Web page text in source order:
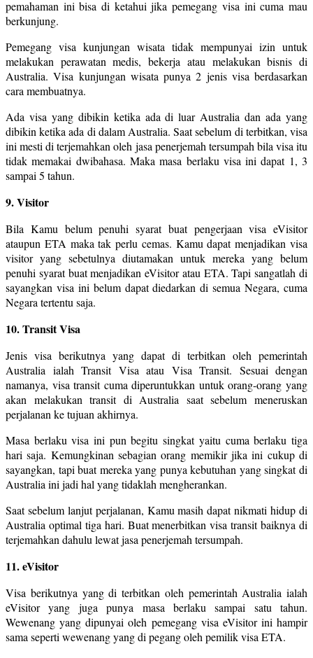
pemahaman ini bisa di ketahui jika pemegang visa ini cuma mau
berkunjung.
Pemegang visa kunjungan wisata tidak mempunyai izin untuk
melakukan perawatan medis, bekerja atau melakukan bisnis di
Australia. Visa kunjungan wisata punya 2 jenis visa berdasarkan
cara membuatnya.
Ada visa yang dibikin ketika ada di luar Australia dan ada yang
dibikin ketika ada di dalam Australia. Saat sebelum di terbitkan, visa
ini mesti di terjemahkan oleh jasa penerjemah tersumpah bila visa itu
tidak memakai dwibahasa. Maka masa berlaku visa ini dapat 1, 3
sampai 5 tahun.
9. Visitor
Bila Kamu belum penuhi syarat buat pengerjaan visa eVisitor
ataupun ETA maka tak perlu cemas. Kamu dapat menjadikan visa
visitor yang sebetulnya diutamakan untuk mereka yang belum
penuhi syarat buat menjadikan eVisitor atau ETA. Tapi sangatlah di
sayangkan visa ini belum dapat diedarkan di semua Negara, cuma
Negara tertentu saja.
10. Transit Visa
Jenis visa berikutnya yang dapat di terbitkan oleh pemerintah
Australia ialah Transit Visa atau Visa Transit. Sesuai dengan
namanya, visa transit cuma diperuntukkan untuk orang-orang yang
akan melakukan transit di Australia saat sebelum meneruskan
perjalanan ke tujuan akhirnya.
Masa berlaku visa ini pun begitu singkat yaitu cuma berlaku tiga
hari saja. Kemungkinan sebagian orang memikir jika ini cukup di
sayangkan, tapi buat mereka yang punya kebutuhan yang singkat di
Australia ini jadi hal yang tidaklah mengherankan.
Saat sebelum lanjut perjalanan, Kamu masih dapat nikmati hidup di
Australia optimal tiga hari. Buat menerbitkan visa transit baiknya di
terjemahkan dahulu lewat jasa penerjemah tersumpah.
11. eVisitor
Visa berikutnya yang di terbitkan oleh pemerintah Australia ialah
eVisitor yang juga punya masa berlaku sampai satu tahun.
Wewenang yang dipunyai oleh pemegang visa eVisitor ini hampir
sama seperti wewenang yang di pegang oleh pemilik visa ETA.